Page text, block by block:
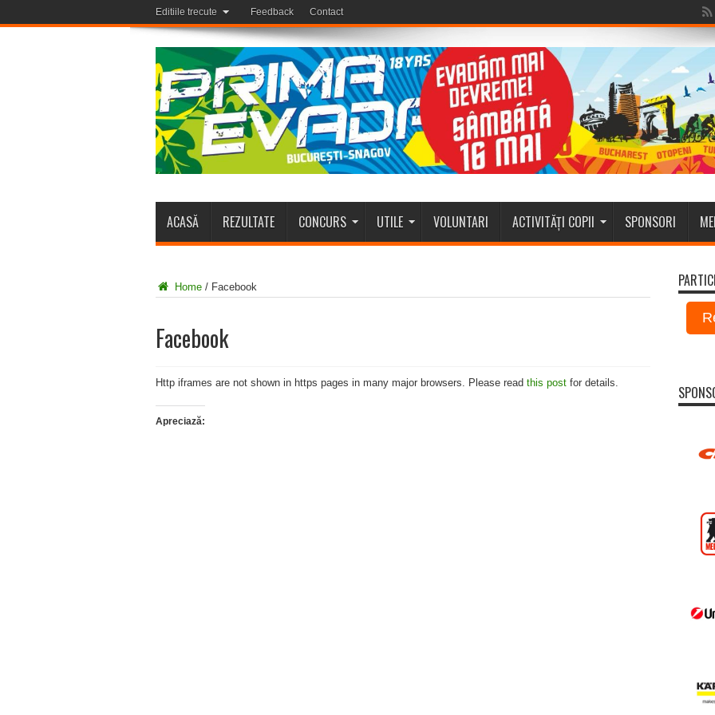
Editiile trecute Feedback Contact
ACASĂ REZULTATE CONCURS UTILE VOLUNTARI ACTIVITĂȚI COPII SPONSORI
Home / Facebook
Facebook
Http iframes are not shown in https pages in many major browsers. Please read this postfor details.
Apreciază: